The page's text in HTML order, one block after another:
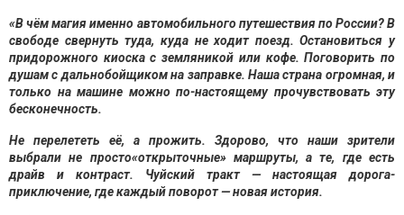
«В чём магия именно автомобильного путешествия по России? В
свободе свернуть туда, куда не ходит поезд. Остановиться у
придорожного киоска с земляникой или кофе. Поговорить по
душам с дальнобойщиком на заправке. Наша страна огромная, и
только на машине можно по-настоящему прочувствовать эту
бесконечность.
Не перелететь её, а прожить. Здорово, что наши зрители
выбрали не просто«открыточные» маршруты, а те, где есть
драйв и контраст. Чуйский тракт — настоящая дорога-
приключение, где каждый поворот — новая история.